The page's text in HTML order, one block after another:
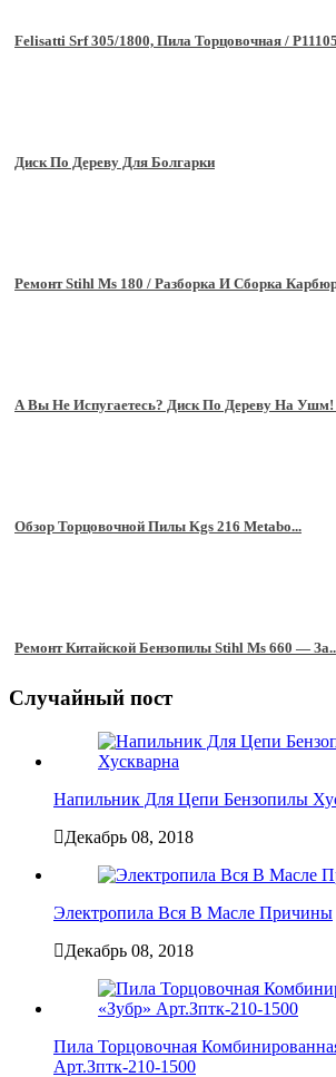
Felisatti Srf 305/1800, Пила Торцовочная /
Диск По Дереву Для Болгарки
Ремонт Stihl Ms 180 / Разборка И Сборка
А Вы Не Испугаетесь? Диск По Дереву На Ушм!
Обзор Торцовочной Пилы Kgs 216 Metabo...
Ремонт Китайской Бензопилы Stihl Ms 660 —
Случайный пост
Напильник Для Цепи Бензопилы
Декабрь 08, 2018
Электропила Вся В Масле Причины
Декабрь 08, 2018
Пила Торцовочная
Арт.Зптк-210-1500